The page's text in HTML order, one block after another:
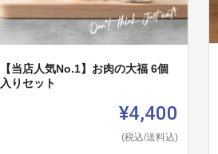
【当店人気No.1】お肉の大福 6個
入りセット
¥4,400
(税込/送料込)